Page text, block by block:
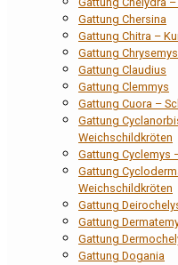
Gattung Chersina
Gattung Chitra –
Gattung
Gattung Claudius
Gattung Clemmys
Gattung Cuora –
Gattung
Weichschildkröten
Gattung Cyclemys
Gattung
Weichschildkröten
Gattung
Gattung
Gattung
Gattung Dogania